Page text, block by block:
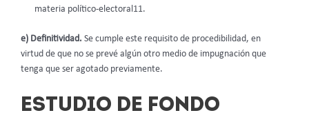
materia político-electoral11.
e) Definitividad. Se cumple este requisito de procedibilidad, en
virtud de que no se prevé algún otro medio de impugnación que
tenga que ser agotado previamente.
ESTUDIO DE FONDO